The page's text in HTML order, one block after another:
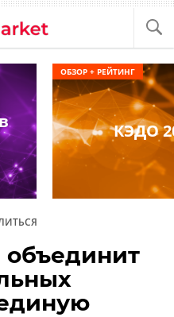
объединит
КЭДО
ОБЗОР + РЕЙТИНГ